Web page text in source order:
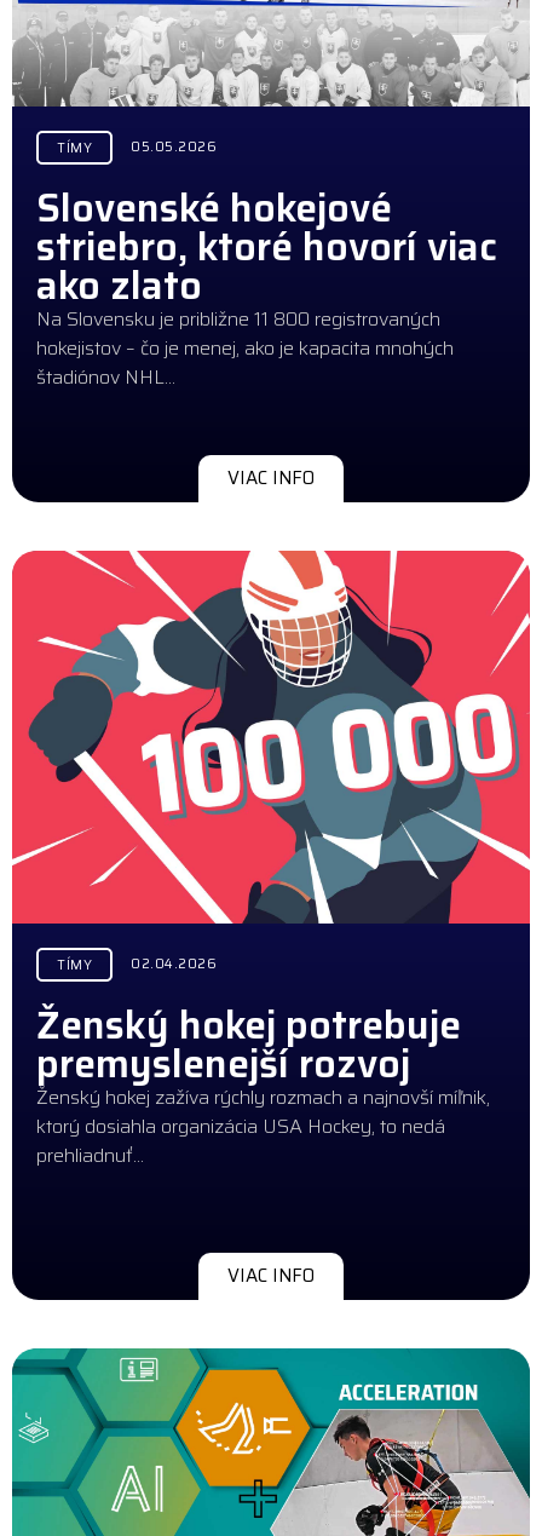
TÍMY 05.05.2026
Slovenské hokejové
striebro, ktoré hovorí viac
ako zlato
Na Slovensku je približne 11 800 registrovaných
hokejistov – čo je menej, ako je kapacita mnohých
štadiónov NHL…
VIAC INFO
TÍMY 02.04.2026
Ženský hokej potrebuje
premyslenejší rozvoj
Ženský hokej zažíva rýchly rozmach a najnovší míľnik,
ktorý dosiahla organizácia USA Hockey, to nedá
prehliadnuť...
VIAC INFO